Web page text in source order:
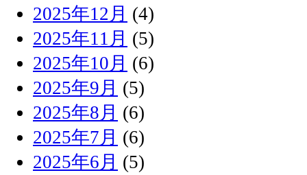
2025年12月 (4)
2025年11月 (5)
2025年10月 (6)
2025年9月 (5)
2025年8月 (6)
2025年7月 (6)
2025年6月 (5)